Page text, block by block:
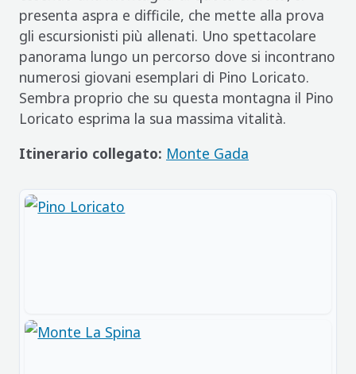
presenta aspra e difficile, che mette alla prova
gli escursionisti più allenati. Uno spettacolare
panorama lungo un percorso dove si incontrano
numerosi giovani esemplari di Pino Loricato.
Sembra proprio che su questa montagna il Pino
Loricato esprima la sua massima vitalità.
Itinerario collegato: Monte Gada